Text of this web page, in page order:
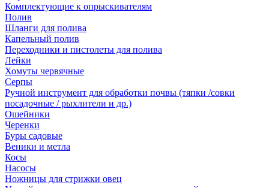
Комплектующие к опрыскивателям
Полив
Шланги для полива
Капельный полив
Переходники и пистолеты для полива
Лейки
Хомуты червячные
Серпы
Ручной инструмент для обработки почвы (тяпки /совки
посадочные / рыхлители и др.)
Ошейники
Черенки
Буры садовые
Веники и метла
Косы
Насосы
Ножницы для стрижки овец